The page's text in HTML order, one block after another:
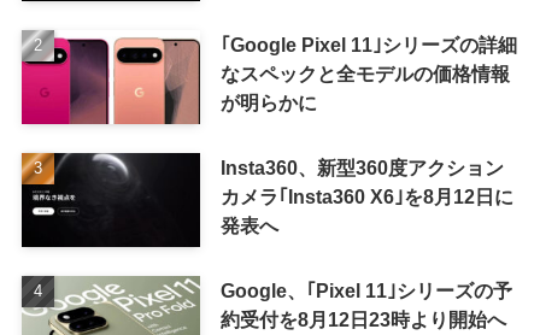
｢Google Pixel 11｣シリーズの詳細
なスペックと全モデルの価格情報
が明らかに
Insta360、新型360度アクション
カメラ｢Insta360 X6｣を8月12日に
発表へ
Google、｢Pixel 11｣シリーズの予
約受付を8月12日23時より開始へ